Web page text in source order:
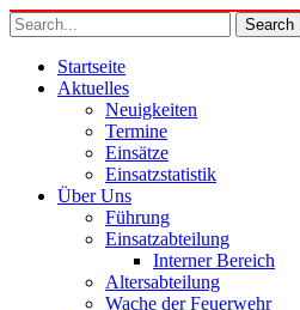
Startseite
Aktuelles
Neuigkeiten
Termine
Einsätze
Einsatzstatistik
Über Uns
Führung
Einsatzabteilung
Interner Bereich
Altersabteilung
Wache der Feuerwehr